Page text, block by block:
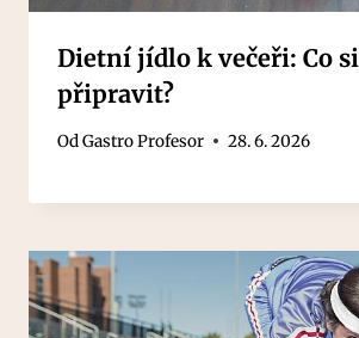
Dietní jídlo k večeři: Co si
připravit?
OdGastro Profesor 28. 6. 2026